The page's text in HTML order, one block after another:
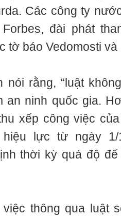
Các công ty
đài phát
tờ báo Vedomosti và
nói rằng, “luật
an ninh quốc gia.
xếp công việc
lực từ ngày 1/
thời kỳ quá độ
việc thông qua luật